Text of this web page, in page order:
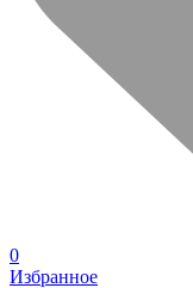
0
Избранное